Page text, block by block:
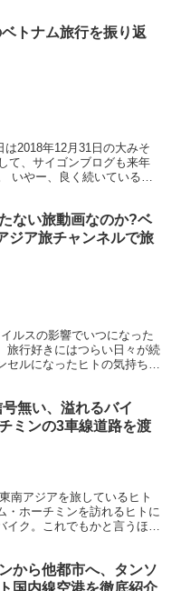
トナム旅行を振り返
2018年12月31日の大みそ
て、サイゴンブログも来年
いやー、良く続いている
ない旅動画なのか?ベ
ジア旅チャンネルで旅
ルスの影響でいつになった
旅行好きにはつらい日々が続
セルになったヒトの気持ちを
無い、溢れるバイ
ミンの3車線道路を渡
南アジアを旅しているヒト
・ホーチミンを訪れるヒトに
イク。これでもかと言うほど
から他都市へ、タンソ